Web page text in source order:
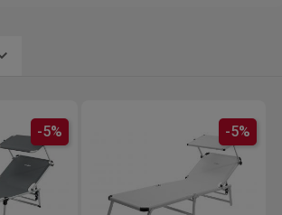
-5% -5%